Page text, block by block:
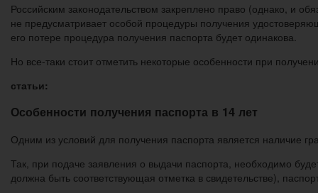
Российским законодательством закреплено право (однако, и
не предусматривает особой процедуры получения
его потере процедура получения паспорта будет одинакова.
Но все-таки стоит отметить некоторые особенности при
статьи:
Особенности получения паспорта в 14 лет
Одним из условий для получения паспорта является наличие
Так, при подаче заявления о выдачи паспорта, необходимо
должна быть соответствующая отметка в свидетельстве),